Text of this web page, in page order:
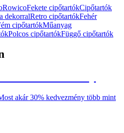
RowicoFekete cipőtartókCipőtartók
dekorralRetro cipőtartókFehér
cipőtartókMűanyag
Polcos cipőtartókFüggő cipőtartók
akár 30% kedvezmény több mint